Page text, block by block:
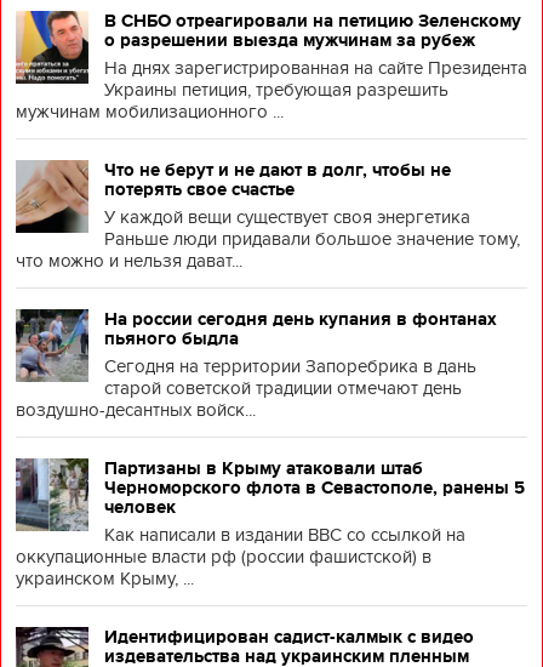
В СНБО отреагировали на петицию Зеленскому
о разрешении выезда мужчинам за рубеж
На днях зарегистрированная на сайте Президента
Украины петиция, требующая разрешить
мужчинам мобилизационного ...
Что не берут и не дают в долг, чтобы не
потерять свое счастье
У каждой вещи существует своя энергетика
Раньше люди придавали большое значение тому,
что можно и нельзя дават...
На россии сегодня день купания в фонтанах
пьяного быдла
Сегодня на территории Запоребрика в дань
старой советской традиции отмечают день
воздушно-десантных войск...
Партизаны в Крыму атаковали штаб
Черноморского флота в Севастополе, ранены 5
человек
Как написали в издании BBC со ссылкой на
оккупационные власти рф (россии фашистской) в
украинском Крыму, ...
Идентифицирован садист-калмык с видео
издевательства над украинским пленным